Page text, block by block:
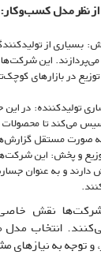
نظر مدل کسب‌وکار:
از
این شرکت‌ها
در بازارهای
تولیدکننده: در این
می‌کند تا محصولات
صورت مستقل
و پخش: این شرکت‌ها
دارند و به عنوان
نقش
انتخاب
و توجه به نیازهای